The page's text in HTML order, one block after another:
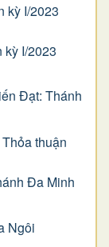
kỳ I/2023
kỳ I/2023
Đạt: Thánh
thuận
Đa Minh
Ngôi